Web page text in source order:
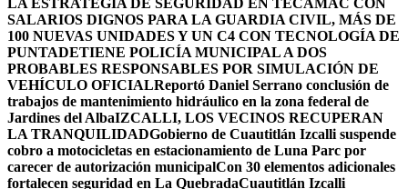
LA ESTRATEGIA DE SEGURIDAD EN TECÁMAC CON
SALARIOS DIGNOS PARA LA GUARDIA CIVIL, MÁS DE
100 NUEVAS UNIDADES Y UN C4 CON TECNOLOGÍA DE
PUNTADETIENE POLICÍA MUNICIPAL A DOS
PROBABLES RESPONSABLES POR SIMULACIÓN DE
VEHÍCULO OFICIALReportó Daniel Serrano conclusión de
trabajos de mantenimiento hidráulico en la zona federal de
Jardines del AlbaIZCALLI, LOS VECINOS RECUPERAN
LA TRANQUILIDADGobierno de Cuautitlán Izcalli suspende
cobro a motocicletas en estacionamiento de Luna Parc por
carecer de autorización municipalCon 30 elementos adicionales
fortalecen seguridad en La QuebradaCuautitlán Izcalli